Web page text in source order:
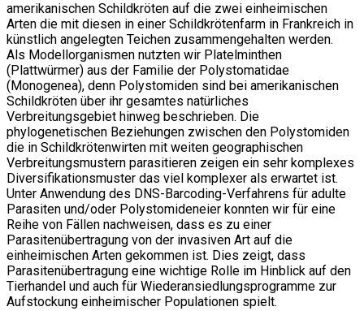
amerikanischen Schildkröten auf die zwei einheimischen
Arten die mit diesen in einer Schildkrötenfarm in Frankreich in
künstlich angelegten Teichen zusammengehalten werden.
Als Modellorganismen nutzten wir Platelminthen
(Plattwürmer) aus der Familie der Polystomatidae
(Monogenea), denn Polystomiden sind bei amerikanischen
Schildkröten über ihr gesamtes natürliches
Verbreitungsgebiet hinweg beschrieben. Die
phylogenetischen Beziehungen zwischen den Polystomiden
die in Schildkrötenwirten mit weiten geographischen
Verbreitungsmustern parasitieren zeigen ein sehr komplexes
Diversifikationsmuster das viel komplexer als erwartet ist.
Unter Anwendung des DNS-Barcoding-Verfahrens für adulte
Parasiten und/oder Polystomideneier konnten wir für eine
Reihe von Fällen nachweisen, dass es zu einer
Parasitenübertragung von der invasiven Art auf die
einheimischen Arten gekommen ist. Dies zeigt, dass
Parasitenübertragung eine wichtige Rolle im Hinblick auf den
Tierhandel und auch für Wiederansiedlungsprogramme zur
Aufstockung einheimischer Populationen spielt.